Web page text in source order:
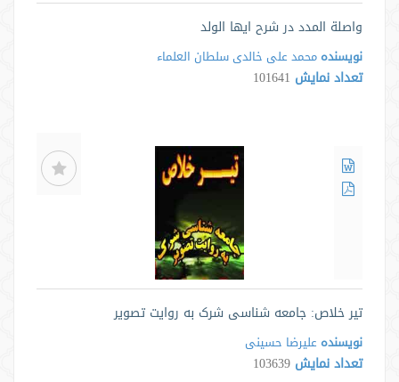
واصلة المدد در شرح ايها الولد
نویسنده محمد علی خالدی سلطان العلماء
تعداد نمایش 101641
تیر خلاص: جامعه شناسی شرک به روایت تصویر
نویسنده علیرضا حسینی
تعداد نمایش 103639